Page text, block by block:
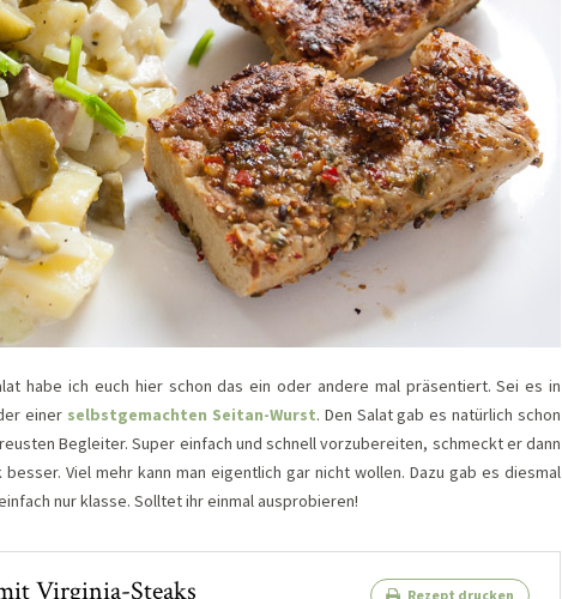
habe ich euch hier schon das ein oder andere mal präsentiert. Sei es in
einer selbstgemachten Seitan-Wurst. Den Salat gab es natürlich schon
Begleiter. Super einfach und schnell vorzubereiten, schmeckt er dann
Viel mehr kann man eigentlich gar nicht wollen. Dazu gab es diesmal
nur klasse. Solltet ihr einmal ausprobieren!
Virginia-Steaks
Rezept drucken